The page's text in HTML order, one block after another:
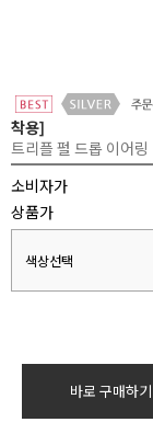
착용]
트리플 펄 드롭 이어링
소비자가
상품가
색상선택
바로 구매하기